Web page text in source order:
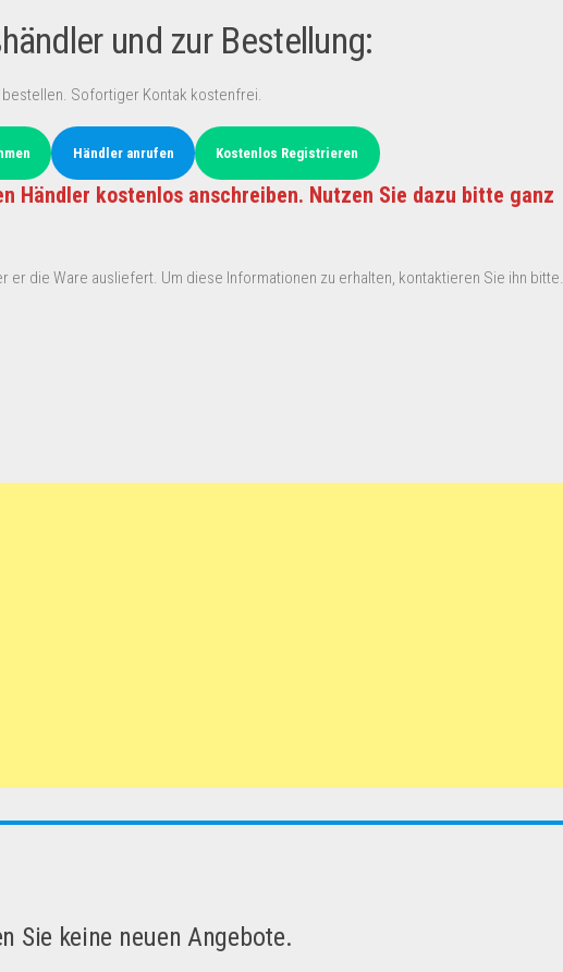
und zur Bestellung:
Sofortiger Kontak kostenfrei.
Händler anrufen Kostenlos Registrieren
Händler kostenlos anschreiben. Nutzen Sie dazu bitte ganz
er die Ware ausliefert. Um diese Informationen zu erhalten, kontaktieren Sie ihn bitte.
Sie keine neuen Angebote.